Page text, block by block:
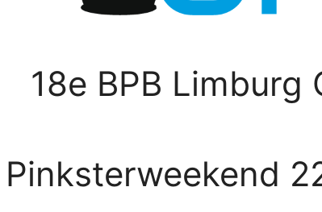
18e BPB
Pinksterweekend